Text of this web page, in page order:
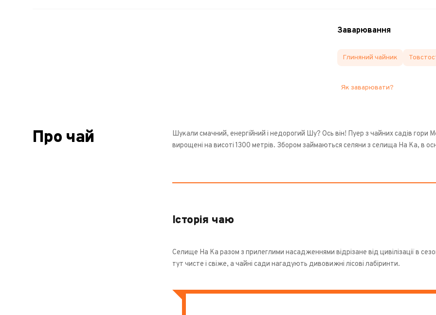
Заварювання
Глиняний чайник
Як заварювати?
Про чай
Шукали смачний, енергійний і недорогий Шу? Ось він! Пуер з чайних садів
вирощені на висоті 1300 метрів. Збором займаються селяни з селища На Ка, в
Історія чаю
Селище На Ка разом з прилеглими насадженнями відрізане від цивілізації в
тут чисте і свіже, а чайні сади нагадують дивовижні лісові лабіринти.